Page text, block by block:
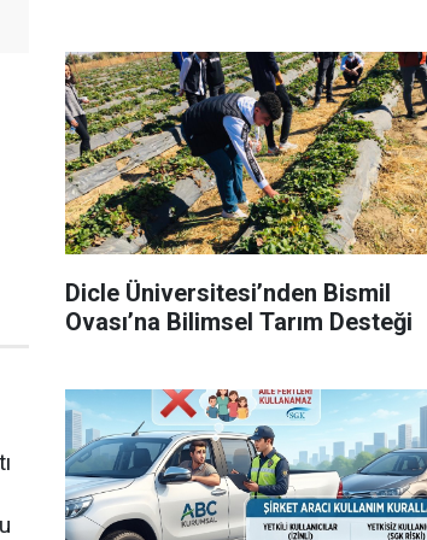
Dicle Üniversitesi’nden Bismil
Ovası’na Bilimsel Tarım Desteği